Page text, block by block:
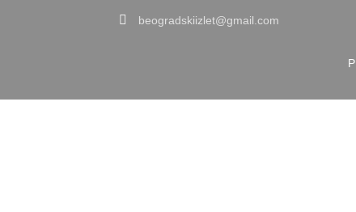
beogradskiizlet@gmail.com